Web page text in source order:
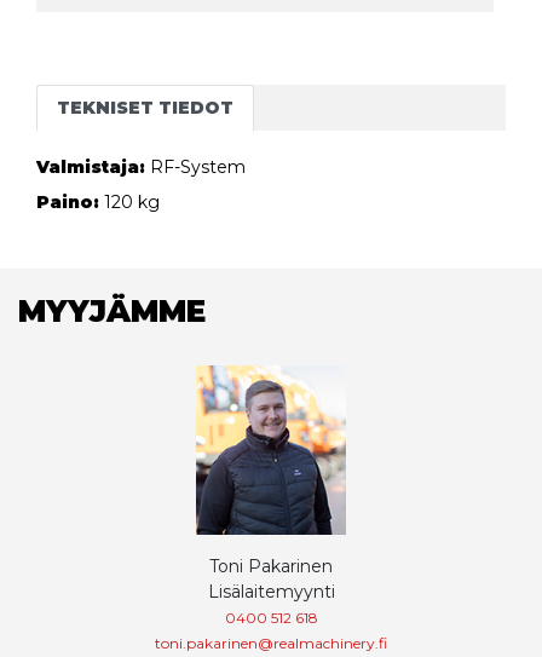
TEKNISET TIEDOT
Valmistaja: RF-System
Paino: 120 kg
MYYJÄMME
Toni Pakarinen
Lisälaitemyynti
0400 512 618
toni.pakarinen@realmachinery.fi